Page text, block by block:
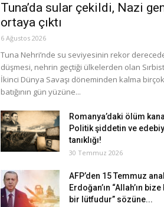
Tuna’da sular çekildi, Nazi
ortaya çıktı
6 Ağustos 2026
Tuna Nehri’nde su seviyesinin rekor
düşmesi, nehrin geçtiği ülkelerden olan
İkinci Dünya Savaşı döneminden kalma
batığının gün yüzüne...
Romanya’daki ölüm
Politik şiddetin ve
tanıklığı!
30 Temmuz 2026
AFP’den 15 Temmuz
Erdoğan’ın “Allah’ın
bir lütfudur” sözüne...